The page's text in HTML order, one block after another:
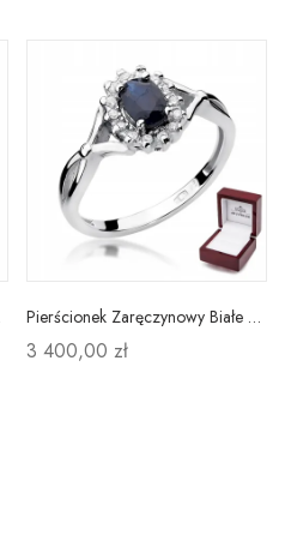
Pierścionek Zaręczynowy Białe Złoto Szafir Diament
3 400,00 zł